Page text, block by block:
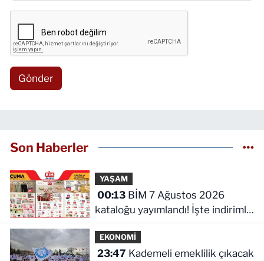
Gönder
Son Haberler
YAŞAM
00:13BİM 7 Ağustos 2026
kataloğu yayımlandı! İşte indirimli
ürünler ve fiyatları
EKONOMİ
23:47